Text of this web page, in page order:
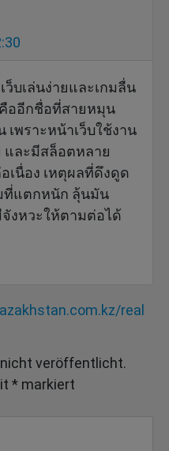
บเล่นง่ายและเกมลื่น
ออีกชื่อที่สายหมุน
เพราะหน้าเว็บใช้งาน
และมีสล็อตหลาย
เนื่อง เหตุผลที่ดึงดูด
ที่แตกหนัก ลุ้นมัน
งหวะให้ตามต่อได้
real
nicht veröffentlicht.
* markiert